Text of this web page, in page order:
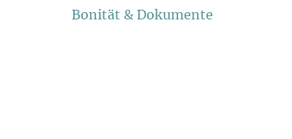
Bonität & Dokumente